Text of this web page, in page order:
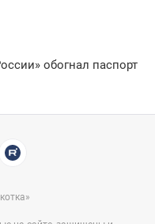
обогнал паспорт